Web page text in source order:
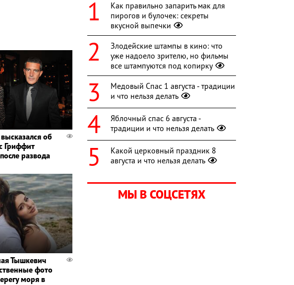
об
Гриффит
развода
Тышкевич
фото
моря в
Как правильно запарить мак для
пирогов и булочек: секреты
вкусной выпечки
Злодейские штампы в кино: что
уже надоело зрителю, но фильмы
все штампуются под копирку
Медовый Спас 1 августа - традиции
и что нельзя делать
Яблочный спас 6 августа -
традиции и что нельзя делать
Какой церковный праздник 8
августа и что нельзя делать
МЫ В СОЦСЕТЯХ